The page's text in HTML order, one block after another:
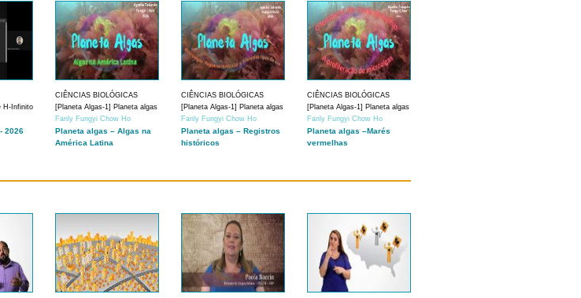
H-Infinito
2026
CIÊNCIAS BIOLÓGICAS
[Planeta Algas-1] Planeta algas
Fanly Fungyi Chow Ho
Planeta algas – Algas na
América Latina
CIÊNCIAS BIOLÓGICAS
[Planeta Algas-1] Planeta algas
Fanly Fungyi Chow Ho
Planeta algas – Registros
históricos
CIÊNCIAS BIOLÓGICAS
[Planeta Algas-1] Planeta algas
Fanly Fungyi Chow Ho
Planeta algas –Marés
vermelhas